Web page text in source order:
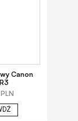
Canon